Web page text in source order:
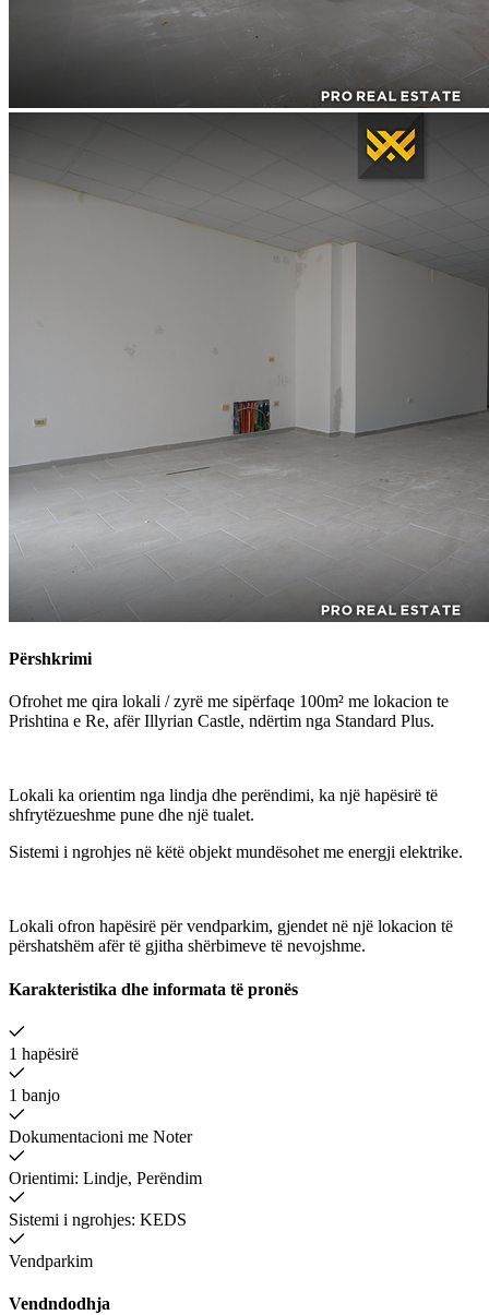
Përshkrimi
Ofrohet me qira lokali / zyrë me sipërfaqe 100m² me lokacion te
Prishtina e Re, afër Illyrian Castle, ndërtim nga Standard Plus.
Lokali ka orientim nga lindja dhe perëndimi, ka një hapësirë të
shfrytëzueshme pune dhe një tualet.
Sistemi i ngrohjes në këtë objekt mundësohet me energji elektrike.
Lokali ofron hapësirë për vendparkim, gjendet në një lokacion të
përshatshëm afër të gjitha shërbimeve të nevojshme.
Karakteristika dhe informata të pronës
1 hapësirë
1 banjo
Dokumentacioni me Noter
Orientimi: Lindje, Perëndim
Sistemi i ngrohjes: KEDS
Vendparkim
Vendndodhja